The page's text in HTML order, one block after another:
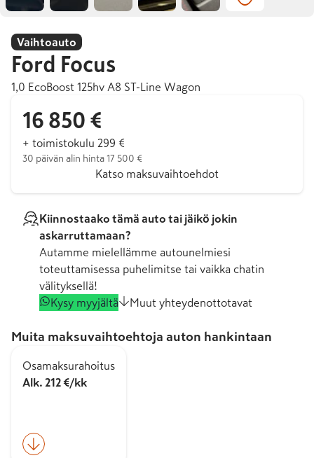
Vaihtoauto
Ford Focus
1,0 EcoBoost 125hv A8 ST-Line Wagon
16 850 €
+ toimistokulu 299 €
30 päivän alin hinta 17 500 €
Katso maksuvaihtoehdot
Kiinnostaako tämä auto tai jäikö jokin
askarruttamaan?
Autamme mielellämme autounelmiesi
toteuttamisessa puhelimitse tai vaikka chatin
välityksellä!
Kysy myyjältä
Muut yhteydenottotavat
Muita maksuvaihtoehtoja auton hankintaan
Osamaksurahoitus
Alk. 212 €/kk